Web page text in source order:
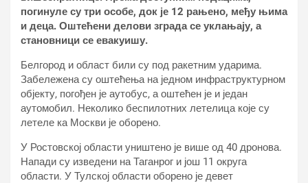
погинуле су три особе, док је 12 рањено, међу њима
и деца. Оштећени делови зграда се уклањају, а
становници се евакуишу.
Белгород и област били су под ракетним ударима.
Забележена су оштећења на једном инфраструктурном
објекту, погођен је аутобус, а оштећен је и један
аутомобил. Неколико беспилотних летелица које су
летеле ка Москви је оборено.
У Ростовској области уништено је више од 40 дронова.
Напади су изведени на Таганрог и још 11 округа
области. У Тулској области оборено је девет